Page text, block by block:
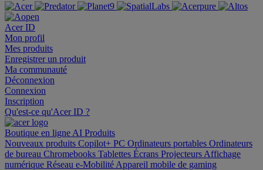
Acer ID
Mon profil
Mes produits
Enregistrer un produit
Ma communauté
Déconnexion
Connexion
Inscription
Qu'est-ce qu'Acer ID ?
Boutique en ligne AI Produits
Nouveaux produits Copilot+ PC Ordinateurs portables Ordinateurs
de bureau Chromebooks Tablettes Écrans Projecteurs Affichage
numérique Réseau e-Mobilité Appareil mobile de gaming